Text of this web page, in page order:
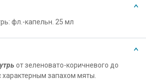
фл.-капельн. 25 мл
от зеленовато-коричневого до
характерным запахом мяты.